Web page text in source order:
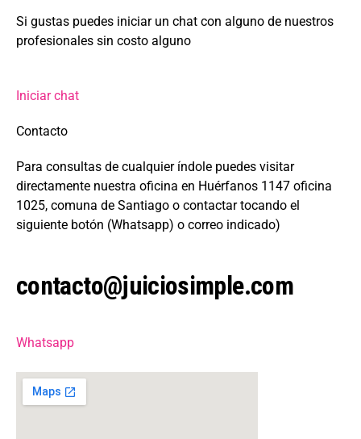
Si gustas puedes iniciar un chat con alguno de nuestros
profesionales sin costo alguno
Iniciar chat
Contacto
Para consultas de cualquier índole puedes visitar
directamente nuestra oficina en Huérfanos 1147 oficina
1025, comuna de Santiago o contactar tocando el
siguiente botón (Whatsapp) o correo indicado)
contacto@juiciosimple.com
Whatsapp